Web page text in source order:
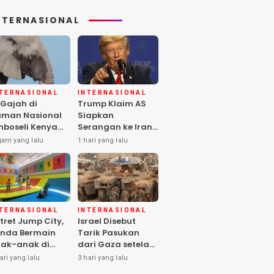
Gajah di
Nasional
Kenya
Diduga
yang lalu
INTERNASIONAL
Trump Klaim AS
Siapkan
Serangan ke Iran
Terbesar sejak
Perang Dunia II
1 hari yang lalu
Jump City,
Bermain
anak di
Perang
yang lalu
INTERNASIONAL
Israel Disebut
Tarik Pasukan
dari Gaza setelah
Hamas Selesai
3 hari yang lalu